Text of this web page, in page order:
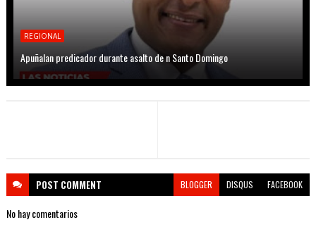
REGIONAL
Apuñalan predicador durante asalto de n Santo Domingo
POST COMMENT BLOGGER DISQUS FACEBOOK
No hay comentarios